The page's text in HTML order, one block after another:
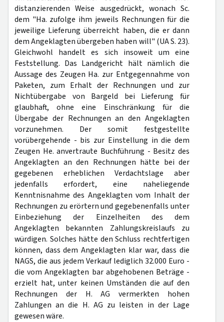
distanzierenden Weise ausgedrückt, wonach Sc.
dem "Ha. zufolge ihm jeweils Rechnungen für die
jeweilige Lieferung überreicht haben, die er dann
dem Angeklagten übergeben haben will" (UA S. 23).
Gleichwohl handelt es sich insoweit um eine
Feststellung. Das Landgericht hält nämlich die
Aussage des Zeugen Ha. zur Entgegennahme von
Paketen, zum Erhalt der Rechnungen und zur
Nichtübergabe von Bargeld bei Lieferung für
glaubhaft, ohne eine Einschränkung für die
Übergabe der Rechnungen an den Angeklagten
vorzunehmen. Der somit festgestellte
vorübergehende - bis zur Einstellung in die dem
Zeugen He. anvertraute Buchführung - Besitz des
Angeklagten an den Rechnungen hätte bei der
gegebenen erheblichen Verdachtslage aber
jedenfalls erfordert, eine naheliegende
Kenntnisnahme des Angeklagten vom Inhalt der
Rechnungen zu erörtern und gegebenenfalls unter
Einbeziehung der Einzelheiten des dem
Angeklagten bekannten Zahlungskreislaufs zu
würdigen. Solches hätte den Schluss rechtfertigen
können, dass dem Angeklagten klar war, dass die
NAGS, die aus jedem Verkauf lediglich 32.000 Euro -
die vom Angeklagten bar abgehobenen Beträge -
erzielt hat, unter keinen Umständen die auf den
Rechnungen der H. AG vermerkten hohen
Zahlungen an die H. AG zu leisten in der Lage
gewesen wäre.